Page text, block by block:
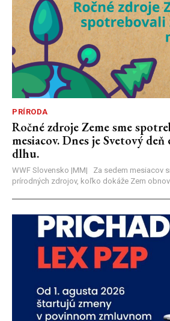
PRÍRODA
Ročné zdroje Zeme sme
mesiacov. Dnes je Svetový
dlhu.
WWF Slovensko |MM| Za sedem mesiacov
prírodných zdrojov, koľko dokáže Zem